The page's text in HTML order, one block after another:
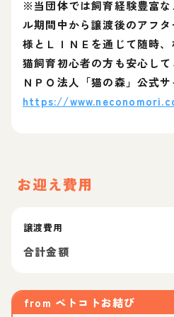
※当団体では飼育経験豊富
ル期間中から譲渡後のアフ
様とＬＩＮＥを通じて随時、
猫飼育初心者の方も安心し
ＮＰＯ法人「猫の森」公式サ
https://
お迎え費用
譲渡費用
合計金額
from ペトコトお結び